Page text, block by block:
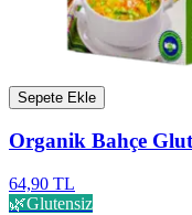
Sepete Ekle
Organik Bahçe
64,90 TL
🌿Glutensiz